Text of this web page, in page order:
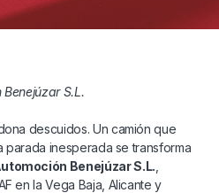
S.L.
descuidos. Un camión que
inesperada se transforma
Benejúzar S.L.
en la Vega Baja, Alicante y